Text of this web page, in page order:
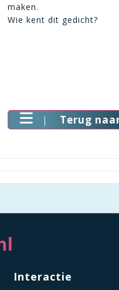
maken.
Wie kent dit gedicht?
Terug
Interactie